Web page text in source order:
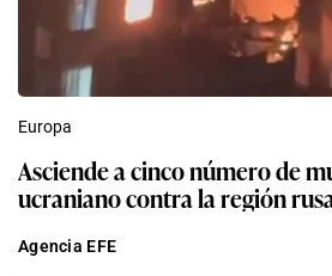
Europa
Asciende a cinco número de
ucraniano contra la región
Agencia EFE